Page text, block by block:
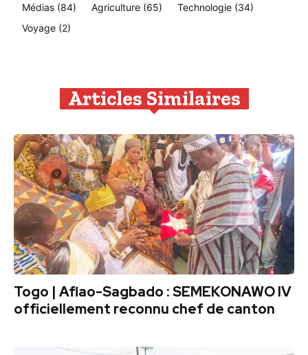
Médias (84) Agriculture (65) Technologie (34)
Voyage (2)
Articles Similaires
Togo | Aflao-Sagbado : SEMEKONAWO IV
officiellement reconnu chef de canton